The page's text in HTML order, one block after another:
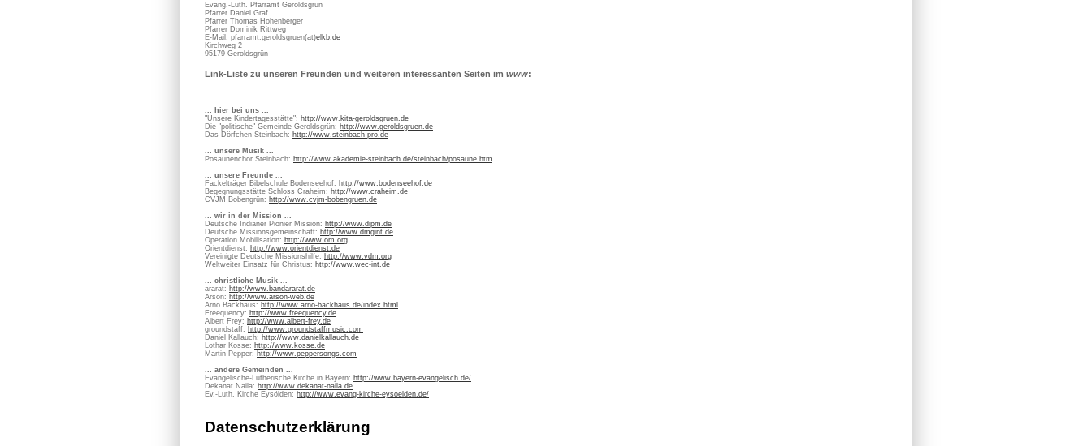
Evang.-Luth. Pfarramt Geroldsgrün
Pfarrer Daniel Graf
Pfarrer Thomas Hohenberger
Pfarrer Dominik Rittweg
E-Mail: pfarramt.geroldsgruen(at)elkb.de
Kirchweg 2
95179 Geroldsgrün
Link-Liste zu unseren Freunden und weiteren interessanten Seiten im www:
... hier bei uns ...
"Unsere Kindertagesstätte": http://www.kita-geroldsgruen.de
Die "politische" Gemeinde Geroldsgrün: http://www.geroldsgruen.de
Das Dörfchen Steinbach: http://www.steinbach-pro.de
... unsere Musik ...
Posaunenchor Steinbach: http://www.akademie-steinbach.de/steinbach/posaune.htm
... unsere Freunde ...
Fackelträger Bibelschule Bodenseehof: http://www.bodenseehof.de
Begegnungsstätte Schloss Craheim: http://www.craheim.de
CVJM Bobengrün: http://www.cvjm-bobengruen.de
... wir in der Mission ...
Deutsche Indianer Pionier Mission: http://www.dipm.de
Deutsche Missionsgemeinschaft: http://www.dmgint.de
Operation Mobilisation: http://www.om.org
Orientdienst: http://www.orientdienst.de
Vereinigte Deutsche Missionshilfe: http://www.vdm.org
Weltweiter Einsatz für Christus: http://www.wec-int.de
... christliche Musik ...
ararat: http://www.bandararat.de
Arson: http://www.arson-web.de
Arno Backhaus: http://www.arno-backhaus.de/index.html
Freequency: http://www.freequency.de
Albert Frey: http://www.albert-frey.de
groundstaff: http://www.groundstaffmusic.com
Daniel Kallauch: http://www.danielkallauch.de
Lothar Kosse: http://www.kosse.de
Martin Pepper: http://www.peppersongs.com
... andere Gemeinden ...
Evangelische-Lutherische Kirche in Bayern: http://www.bayern-evangelisch.de/
Dekanat Naila: http://www.dekanat-naila.de
Ev.-Luth. Kirche Eysölden: http://www.evang-kirche-eysoelden.de/
Datenschutzerklärung